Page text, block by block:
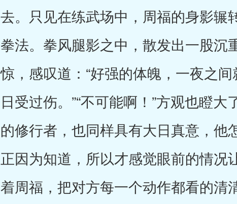
去。只见在练武场中，周福的身影辗
拳法。拳风腿影之中，散发出一股沉
惊，感叹道：“好强的体魄，一夜之
日受过伤。”“不可能啊！”方观也瞪
的修行者，也同样具有大日真意，
正因为知道，所以才感觉眼前的情况
着周福，把对方每一个动作都看的清